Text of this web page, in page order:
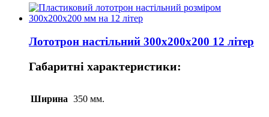
Лототрон настільний 300x200x200 12 літер
Габаритні характеристики:
Ширина 350 мм.